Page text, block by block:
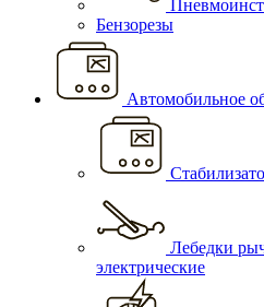
Бензорезы
Автомобильное
Лебедки
электрические